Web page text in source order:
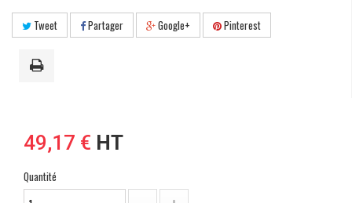
Tweet Partager Google+ Pinterest
49,17 € HT
Quantité